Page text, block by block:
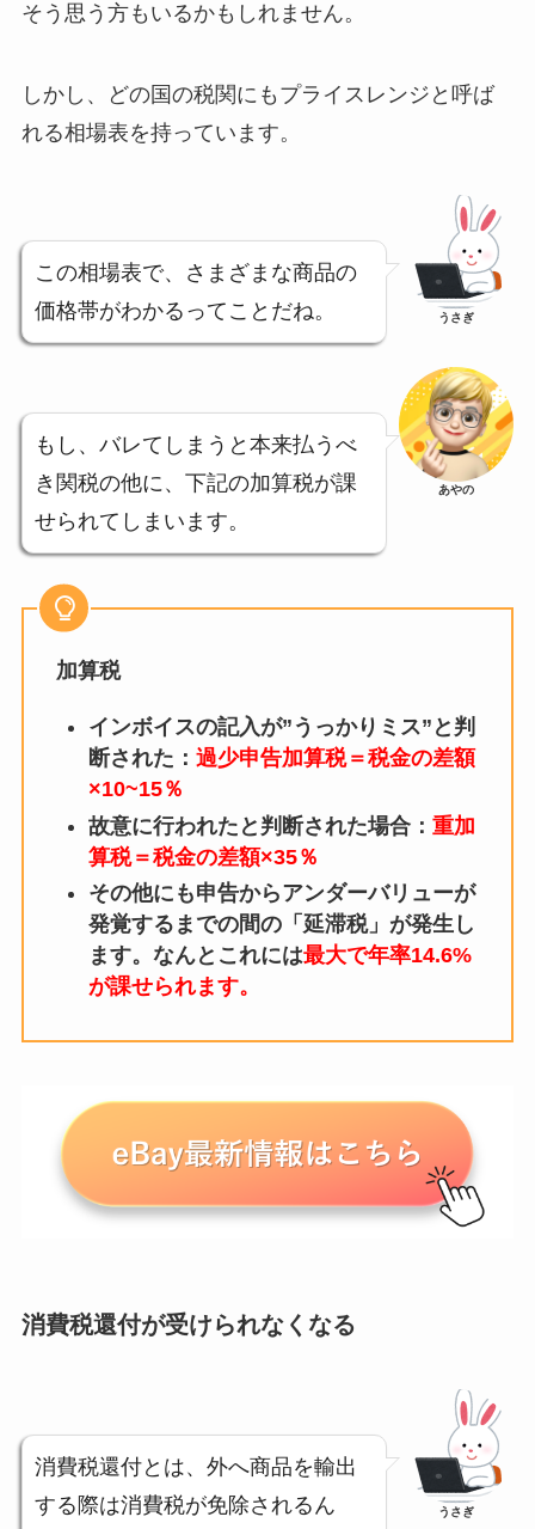
そう思う方もいるかもしれません。
しかし、どの国の税関にもプライスレンジと呼ば
れる相場表を持っています。
この相場表で、さまざまな商品の
価格帯がわかるってことだね。
うさぎ
もし、バレてしまうと本来払うべ
き関税の他に、下記の加算税が課
せられてしまいます。
あやの
加算税
インボイスの記入が”うっかりミス”と判
断された： 過少申告加算税＝税金の差額
×10~15％
故意に行われたと判断された場合： 重加
算税＝税金の差額×35％
その他にも申告からアンダーバリューが
発覚するまでの間の「延滞税」が発生し
ます。なんとこれには最大で年率14.6%
が課せられます。
消費税還付が受けられなくなる
消費税還付とは、外へ商品を輸出
する際は消費税が免除されるん
うさぎ